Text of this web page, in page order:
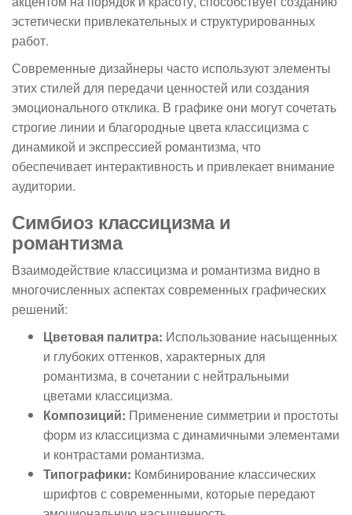
эстетически привлекательных и структурированных
работ.
Современные дизайнеры часто используют элементы
этих стилей для передачи ценностей или создания
эмоционального отклика. В графике они могут сочетать
строгие линии и благородные цвета классицизма с
динамикой и экспрессией романтизма, что
обеспечивает интерактивность и привлекает внимание
аудитории.
Симбиоз классицизма и
романтизма
Взаимодействие классицизма и романтизма видно в
многочисленных аспектах современных графических
решений:
Цветовая палитра: Использование насыщенных
и глубоких оттенков, характерных для
романтизма, в сочетании с нейтральными
цветами классицизма.
Композиций: Применение симметрии и простоты
форм из классицизма с динамичными элементами
и контрастами романтизма.
Типографики: Комбинирование классических
шрифтов с современными, которые передают